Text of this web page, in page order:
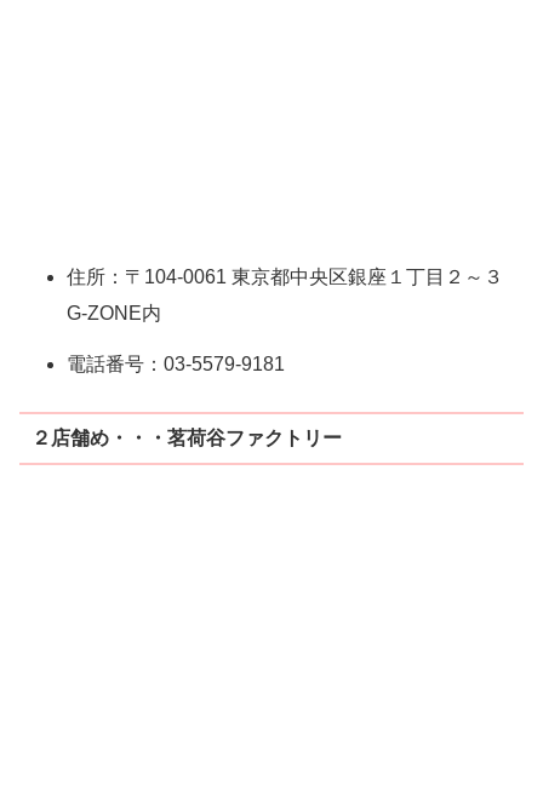
住所：〒104-0061 東京都中央区銀座１丁目２～３
G-ZONE内
電話番号：03-5579-9181
２店舗め・・・茗荷谷ファクトリー